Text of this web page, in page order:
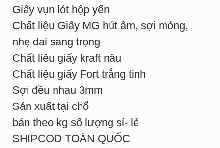
Giấy vụn lót hộp yến
Chất liệu Giấy MG hút ẩm, sợi mỏng,
nhẹ dai sang trọng
Chất liệu giấy kraft nâu
Chất liệu giấy Fort trắng tinh
Sợi đều nhau 3mm
Sản xuất tại chổ
bán theo kg số lượng sỉ- lẻ
SHIPCOD TOÀN QUỐC